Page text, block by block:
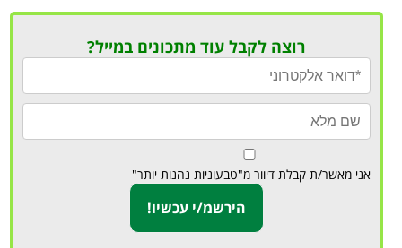
רוצה לקבל עוד מתכונים במייל?
אני מאשר/ת קבלת דיוור מ"טבעוניות נהנות יותר"